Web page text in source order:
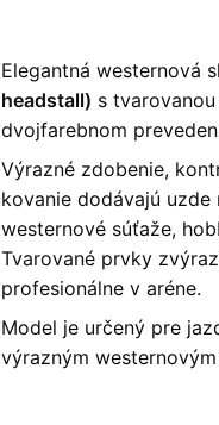
Elegantná westernová
headstall) s
dvojfarebnom
Výrazné zdobenie,
kovanie dodávajú
westernové súťaže,
Tvarované prvky
profesionálne v aréne.
Model je určený pre
výrazným